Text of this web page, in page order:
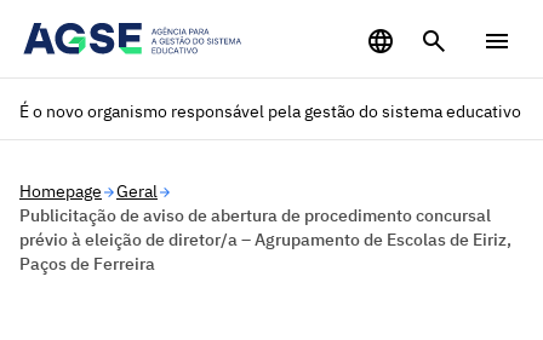
É o novo organismo responsável pela gestão do sistema educativo
Homepage
Geral
Publicitação de aviso de abertura de procedimento concursal
prévio à eleição de diretor/a – Agrupamento de Escolas de Eiriz,
Paços de Ferreira